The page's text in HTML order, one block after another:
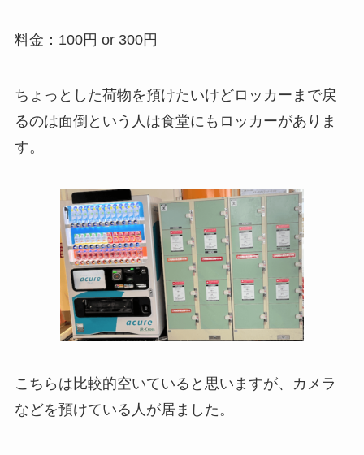
料金：100円 or 300円
ちょっとした荷物を預けたいけどロッカーまで戻
るのは面倒という人は食堂にもロッカーがありま
す。
こちらは比較的空いていると思いますが、カメラ
などを預けている人が居ました。